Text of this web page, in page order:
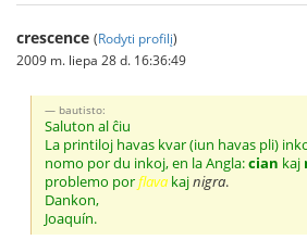
crescence (Rodyti profilį)
2009 m. liepa 28 d. 16:36:49
bautisto:
Saluton al ĉiu
La printiloj havas kvar (iun havas pli)
nomo por du inkoj, en la Angla:cian kaj
problemo porflava kajnigra.
Dankon,
Joaquín.